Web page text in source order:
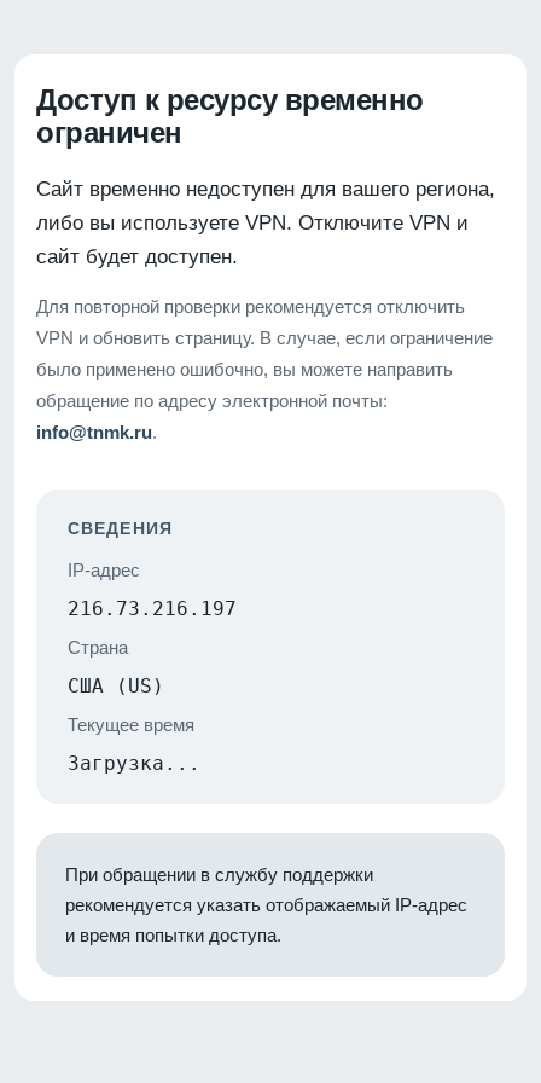
Доступ к ресурсу временно
ограничен
Сайт временно недоступен для вашего региона,
либо вы используете VPN. Отключите VPN и
сайт будет доступен.
Для повторной проверки рекомендуется отключить
VPN и обновить страницу. В случае, если ограничение
было применено ошибочно, вы можете направить
обращение по адресу электронной почты:
info@tnmk.ru.
СВЕДЕНИЯ
IP-адрес
216.73.216.197
Страна
США (US)
Текущее время
Загрузка...
При обращении в службу поддержки
рекомендуется указать отображаемый IP-адрес
и время попытки доступа.